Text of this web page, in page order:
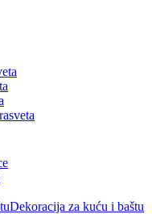
Dekoracija za kuću i baštu